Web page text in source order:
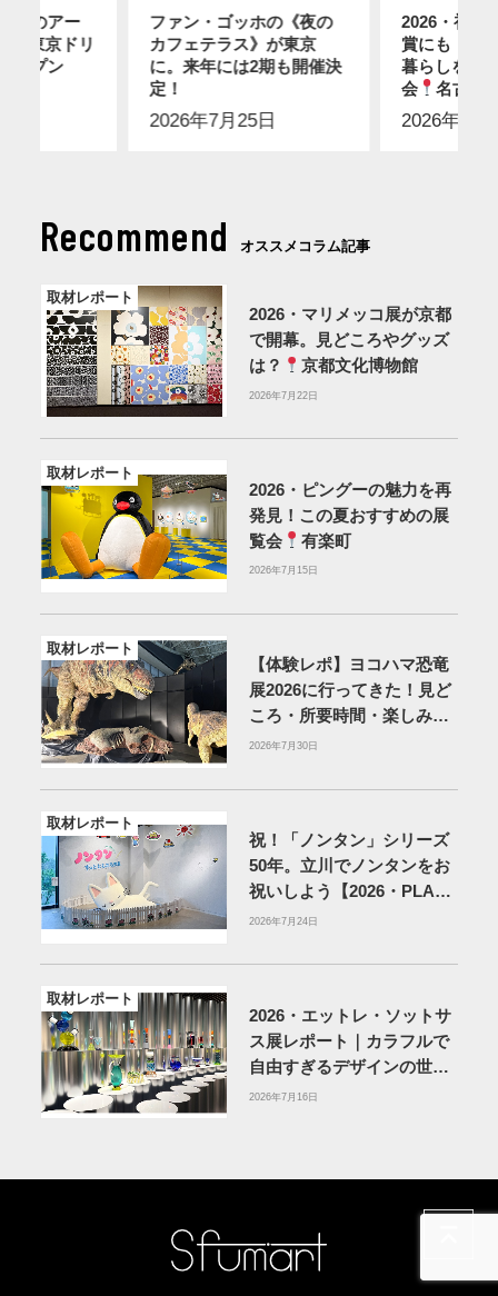
ィのアー
に東京ドリ
ープン
ファン・ゴッホの《夜の
カフェテラス》が東京
に。来年には2期も開催決
定！
2026年7月25日
2026・初め
賞にも！ス
暮らしを感
会
名古屋
2026年7月
Recommend オススメコラム記事
取材レポート
2026・マリメッコ展が京都
で開幕。見どころやグッズ
は？
京都文化博物館
2026年7月22日
取材レポート
2026・ピングーの魅力を再
発見！この夏おすすめの展
覧会
有楽町
2026年7月15日
取材レポート
【体験レポ】ヨコハマ恐竜
展2026に行ってきた！見ど
ころ・所要時間・楽しみ方
を紹介
2026年7月30日
取材レポート
祝！「ノンタン」シリーズ
50年。立川でノンタンをお
祝いしよう【2026・PLAY!
MUSEUM】
2026年7月24日
取材レポート
2026・エットレ・ソットサ
ス展レポート｜カラフルで
自由すぎるデザインの世界
を体験
2026年7月16日